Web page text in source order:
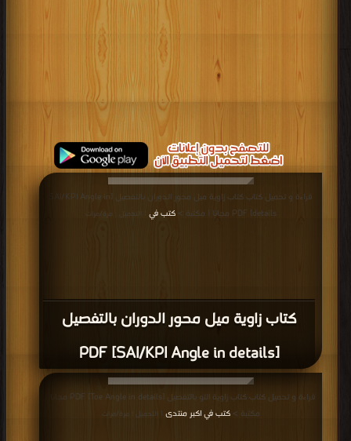
كتاب زاوية ميل محور الدوران بالتفصيل
[SAI/KPI Angle in details] PDF
قراءة و تحميل كتاب كتاب زاوية ميل محور الدوران بالتفصيل [SAI/KPI Angle in
details] PDF مجانا | مكتبة >
كتب في | التحميل : مرة/مرات
قراءة و تحميل كتاب كتاب زاوية التو بالتفصيل [Toe Angle in details] PDF مجانا |
مكتبة >كتب في اكبر منتدى | التحميل : مرة/مرات